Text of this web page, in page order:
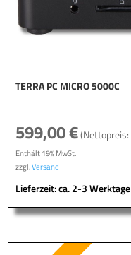
TERRA PC MICRO 5000C
599,00€(Nettopreis:
Enthält 19% MwSt.
zzgl.Versand
Lieferzeit: ca. 2-3 Werktage